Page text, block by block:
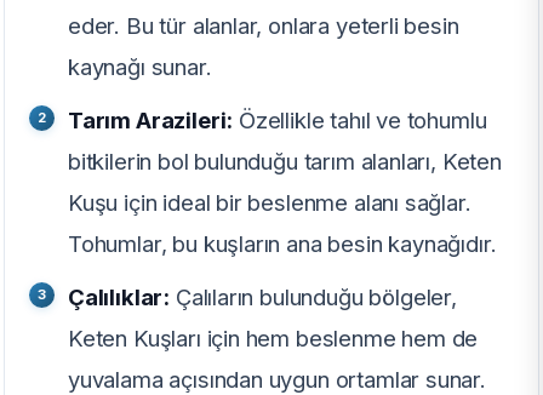
eder. Bu tür alanlar, onlara yeterli besin
kaynağı sunar.
Tarım Arazileri: Özellikle tahıl ve tohumlu
bitkilerin bol bulunduğu tarım alanları, Keten
Kuşu için ideal bir beslenme alanı sağlar.
Tohumlar, bu kuşların ana besin kaynağıdır.
Çalılıklar: Çalıların bulunduğu bölgeler,
Keten Kuşları için hem beslenme hem de
yuvalama açısından uygun ortamlar sunar.